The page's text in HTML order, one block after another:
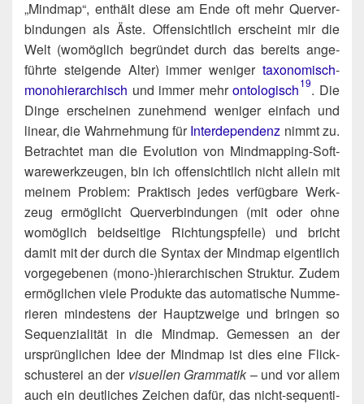
„Mind­map“, ent­hält die­se am Ende oft mehr Quer­ver­
bin­dun­gen als Äste. Offen­sicht­lich erscheint mir die
Welt (womög­lich begrün­det durch das bereits ange­
führ­te stei­gen­de Alter) immer weni­ger taxo­no­misch-
mono­hier­ar­chisch und immer mehronto­lo­gisch19. Die
Din­ge erschei­nen zuneh­mend weni­ger ein­fach und
line­ar, die Wahr­neh­mung fürInter­de­pen­denz nimmt zu.
Betrach­tet man die Evo­lu­ti­on von Mind­map­ping-Soft­
ware­werk­zeu­gen, bin ich offen­sicht­lich nicht allein mit
mei­nem Pro­blem: Prak­tisch jedes ver­füg­ba­re Werk­
zeug ermög­licht Quer­ver­bin­dun­gen (mit oder ohne
womög­lich beid­sei­ti­ge Rich­tungs­pfei­le) und bricht
damit mit der durch die Syn­tax der Mind­map eigent­lich
vor­ge­ge­be­nen (mono‑)​hierarchischen Struk­tur. Zudem
ermög­li­chen vie­le Pro­duk­te das auto­ma­ti­sche Num­me­
rie­ren min­des­tens der Haupt­zwei­ge und brin­gen so
Sequen­zia­li­tät in die Mind­map. Gemes­sen an der
ursprüng­li­chen Idee der Mind­map ist dies eine Flick­
schus­te­rei an der visu­el­len Gram­ma­tik– und vor allem
auch ein deut­li­ches Zei­chen dafür, das nicht-sequen­ti­